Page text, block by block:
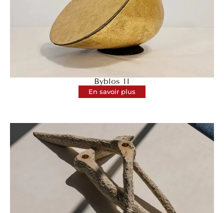
Byblos II
En savoir plus